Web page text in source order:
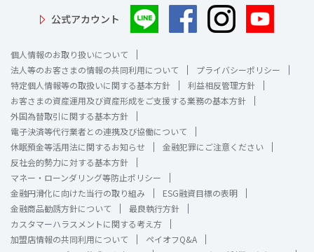
公式アカウント
個人情報のお取り扱いについて
法人等のお客さまの情報の共同利用について
プライバシーポリシー
特定個人情報等の取扱いに関する基本方針
利益相反管理方針
お客さまの資産運用及び資産形成をご支援する業務の基本方針
外国為替取引に関する基本方針
電子決済等代行業者との連携及び協働について
休眠預金等活用法に関するお知らせ
金融犯罪にご注意ください
反社会的勢力に対する基本方針
マネー・ローンダリング等防止ポリシー
金融円滑化に向けた当行の取り組み
ESG融資目標の表明
金融商品勧誘方針について
最良執行方針
カスタマーハラスメントに関する考え方
加盟店情報の共同利用について
ペイオフQ&A